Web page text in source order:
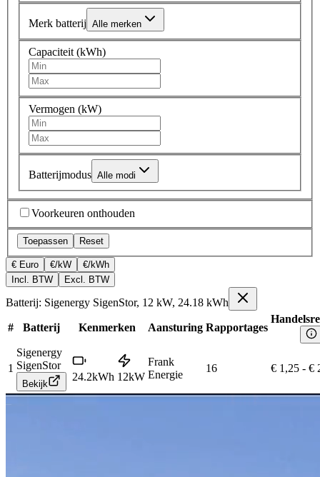
Merk batterij Alle merken
Capaciteit (kWh)
Vermogen (kW)
Batterijmodus Alle modi
Voorkeuren onthouden
Toepassen Reset
€ Euro €/kW
€/kWh
Incl. BTW
Excl. BTW
Batterij: Sigenergy SigenStor, 12 kW, 24.18 kWh
# Batterij Kenmerken Aansturing Rapportages
1
Sigenergy
SigenStor
Bekijk
24.2kWh 12kW
Frank
Energie
16 € 1,25 - €